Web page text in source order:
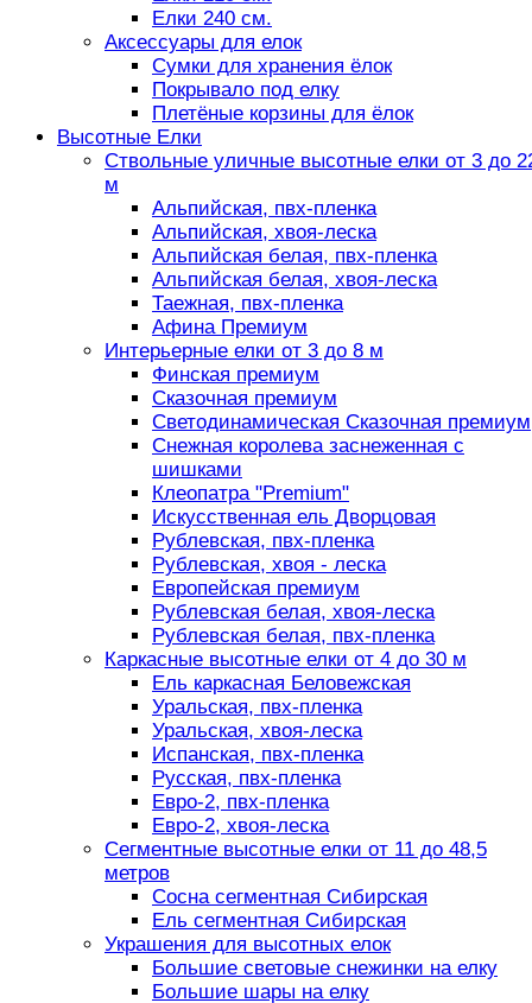
Елки 240 см.
Аксессуары для елок
Сумки для хранения ёлок
Покрывало под елку
Плетёные корзины для ёлок
Высотные Елки
Ствольные уличные высотные елки от 3 до
м
Альпийская, пвх-пленка
Альпийская, хвоя-леска
Альпийская белая, пвх-пленка
Альпийская белая, хвоя-леска
Таежная, пвх-пленка
Афина Премиум
Интерьерные елки от 3 до 8 м
Финская премиум
Сказочная премиум
Светодинамическая Сказочная премиум
Снежная королева заснеженная с
шишками
Клеопатра "Premium"
Искусственная ель Дворцовая
Рублевская, пвх-пленка
Рублевская, хвоя - леска
Европейская премиум
Рублевская белая, хвоя-леска
Рублевская белая, пвх-пленка
Каркасные высотные елки от 4 до 30 м
Ель каркасная Беловежская
Уральская, пвх-пленка
Уральская, хвоя-леска
Испанская, пвх-пленка
Русская, пвх-пленка
Евро-2, пвх-пленка
Евро-2, хвоя-леска
Сегментные высотные елки от 11 до 48,5
метров
Сосна сегментная Сибирская
Ель сегментная Сибирская
Украшения для высотных елок
Большие световые снежинки на елку
Большие шары на елку